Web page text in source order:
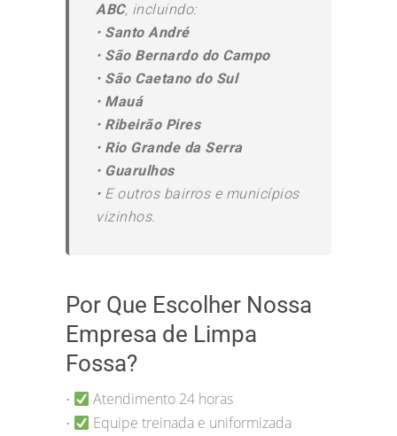
ABC, incluindo:
• Santo André
• São Bernardo do Campo
• São Caetano do Sul
• Mauá
• Ribeirão Pires
• Rio Grande da Serra
• Guarulhos
• E outros bairros e municípios
vizinhos.
Por Que Escolher Nossa
Empresa de Limpa
Fossa?
• Atendimento 24 horas
• Equipe treinada e uniformizada